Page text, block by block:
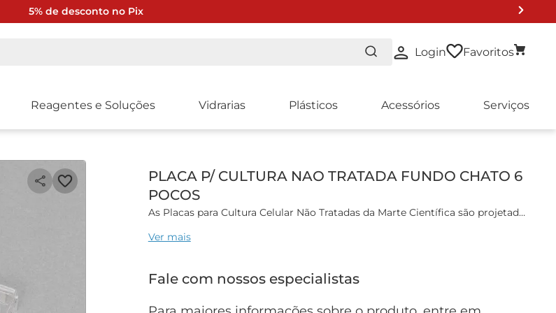
5% de desconto no Pix
Login Favoritos
Reagentes e Soluções Vidrarias Plásticos Acessórios Serviços
PLACA P/ CULTURA NAO TRATADA FUNDO CHATO 6
POCOS
As Placas para Cultura Celular Não Tratadas da Marte Científica são projetadas
vitro.
para observação microscópica e superfície de crescimento não tratada
Ver mais
Fale com nossos especialistas